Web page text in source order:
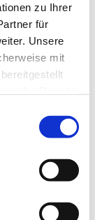
zu Ihrer
für
Unsere
mit